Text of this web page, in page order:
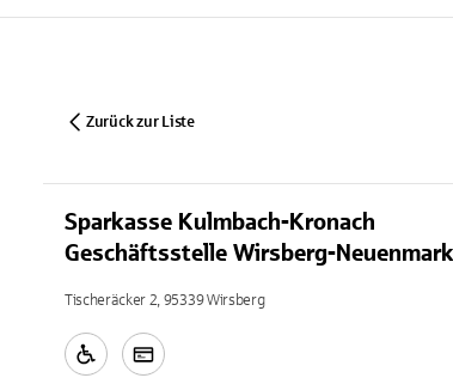
Zurück zur Liste
Sparkasse Kulmbach-Kronach
Geschäftsstelle Wirsberg-
Tischeräcker 2, 95339 Wirsberg